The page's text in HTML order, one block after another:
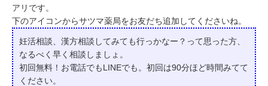
アリです。
下のアイコンからサツマ薬局をお友だち追加してくださいね。
妊活相談、漢方相談してみても行っかなー？って思った方、
なるべく早く相談しましょ。
初回無料！お電話でもLINEでも。初回は90分ほど時間みてて
ください。